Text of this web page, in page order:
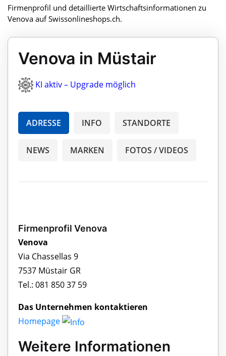
Firmenprofil und detaillierte Wirtschaftsinformationen zu
Venova auf Swissonlineshops.ch.
Venova in Müstair
KI aktiv – Upgrade möglich
ADRESSE INFO STANDORTE
NEWS MARKEN FOTOS / VIDEOS
Firmenprofil Venova
Venova
Via Chassellas 9
7537 Müstair GR
Tel.: 081 850 37 59
Das Unternehmen kontaktieren
Homepage
Weitere Informationen